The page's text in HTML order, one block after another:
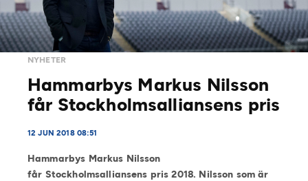
NYHETER
Hammarbys Markus Nilsson
får Stockholmsalliansens pris
12 JUN 2018 08:51
Hammarbys Markus Nilsson
får Stockholmsalliansens pris 2018. Nilsson som är